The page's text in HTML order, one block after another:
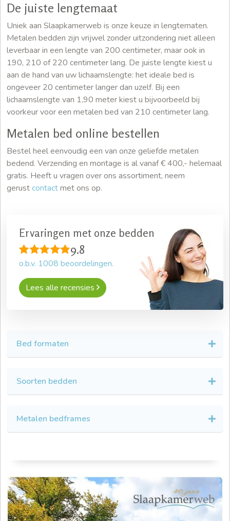
De juiste lengtemaat
Uniek aan Slaapkamerweb is onze keuze in lengtematen.
Metalen bedden zijn vrijwel zonder uitzondering niet alleen
leverbaar in een lengte van 200 centimeter, maar ook in
190, 210 of 220 centimeter lang. De juiste lengte kiest u
aan de hand van uw lichaamslengte: het ideale bed is
ongeveer 20 centimeter langer dan uzelf. Bij een
lichaamslengte van 1,90 meter kiest u bijvoorbeeld bij
voorkeur voor een metalen bed van 210 centimeter lang.
Metalen bed online bestellen
Bestel heel eenvoudig een van onze geliefde metalen
bedend. Verzending en montage is al vanaf € 400,- helemaal
gratis. Heeft u vragen over ons assortiment, neem
gerustcontactmet ons op.
Ervaringen met onze bedden
9.8
o.b.v. 1008 beoordelingen.
Lees alle recensies
Bed formaten
Soorten bedden
Metalen bedframes